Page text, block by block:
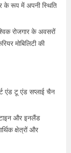
के रूप में अपनी स्थिति
रोजगार के अवसरों
मोबिलिटी की
एंड टू एंड सप्लाई चैन
और इनलैंड
क्षेत्रों और